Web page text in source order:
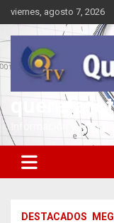
Saltar
al
contenido
viernes, agosto 7, 2026
Información y
DESTACADOS